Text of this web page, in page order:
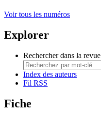
Voir tous les numéros
Explorer
Rechercher dans la revue
Index des auteurs
Fil RSS
Fiche